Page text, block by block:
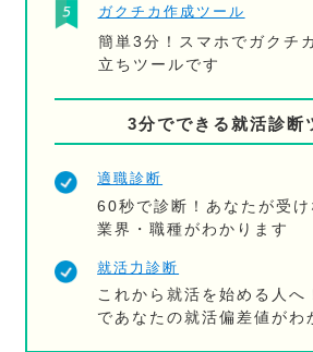
ガクチカ作成ツール
簡単3分！スマホでガクチ
立ちツールです
3分でできる就活診断
適職診断
60秒で診断！あなたが受
業界・職種がわかります
就活力診断
これから就活を始める人へ
であなたの就活偏差値がわ